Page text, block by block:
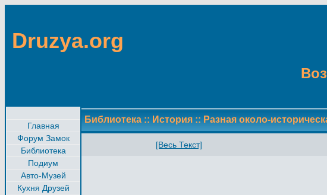
Druzya.org
Главная
Форум Замок
Библиотека
Подиум
Авто-Музей
Кухня Друзей
Библиотека :: История :: Разная около-
[Весь Текст]